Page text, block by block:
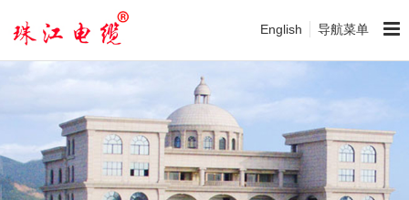
English 导航菜单